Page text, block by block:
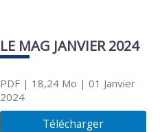
LE MAG JANVIER 2024
PDF| 18,24 Mo | 01 Janvier
2024
Télécharger